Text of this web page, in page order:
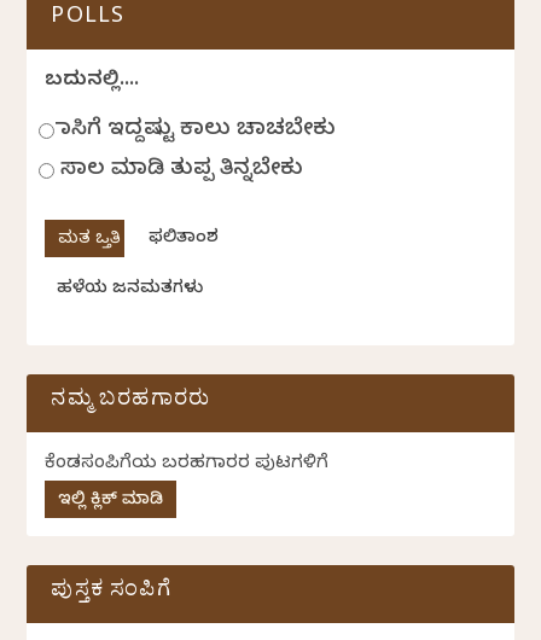
POLLS
ಬದುಕಿನಲ್ಲಿ....
ಹಾಸಿಗೆ ಇದ್ದಷ್ಟು ಕಾಲು ಚಾಚಬೇಕು
ಸಾಲ ಮಾಡಿ ತುಪ್ಪ ತಿನ್ನಬೇಕು
ಫಲಿತಾಂಶ
ಹಳೆಯ ಜನಮತಗಳು
ನಮ್ಮ ಬರಹಗಾರರು
ಕೆಂಡಸಂಪಿಗೆಯ ಬರಹಗಾರರ ಪುಟಗಳಿಗೆ
ಇಲ್ಲಿ ಕ್ಲಿಕ್ ಮಾಡಿ
ಪುಸ್ತಕ ಸಂಪಿಗೆ